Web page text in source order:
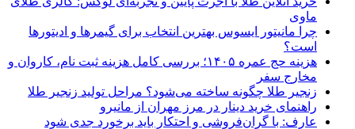
ماوی
چرا مانیتور ایسوس بهترین انتخاب برای گیمرها و ادیتورها
است؟
هزینه حج عمره ۱۴۰۵؛ بررسی کامل هزینه ثبت نام، کاروان و
مخارج سفر
زنجیر طلا چگونه ساخته می‌شود؟ مراحل تولید زنجیر طلا
راهنمای خرید دینار در مرز مهران از مانیرو
عارف: با گران‌فروشی و احتکار باید برخورد جدی شود